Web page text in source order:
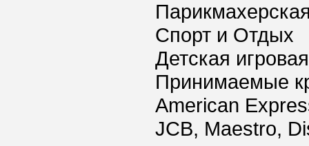
Спорт и Отдых
Детская
Принимаемые
American
JCB, Maestro,